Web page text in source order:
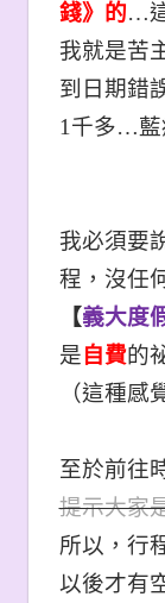
錢》的…
我就是苦
到日期錯
1千多…藍
我必須要
程，沒任
【義大度
是自費的
（這種感
至於前往
提示大家
所以，行
以後才有